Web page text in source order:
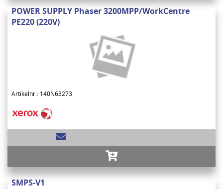
POWER SUPPLY Phaser 3200MPP/WorkCentre
PE220 (220V)
Artikelnr.: 140N63273
SMPS-V1